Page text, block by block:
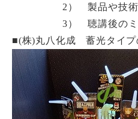
2） 製品や技術に
3） 聴講後のミニ
■(株)丸八化成 蓄光タイプ